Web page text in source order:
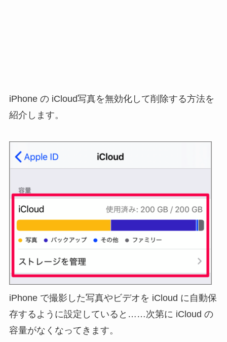
iPhone の iCloud写真を無効化して削除する方法を
紹介します。
iPhone で撮影した写真やビデオを iCloud に自動保
存するように設定していると……次第に iCloud の
容量がなくなってきます。